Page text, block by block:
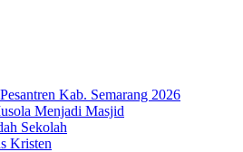
Kab. Semarang 2026
Menjadi Masjid
Sekolah
Kristen